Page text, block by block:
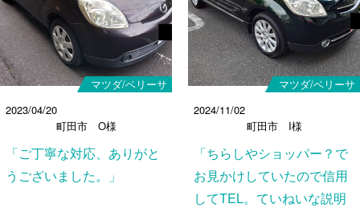
マツダ/ベリーサ
2023/04/20
町田市 O様
「ご丁寧な対応、ありがと
うございました。」
マツダ/ベリーサ
2024/11/02
町田市 I様
「ちらしやショッパー？で
お見かけしていたので信用
してTEL。ていねいな説明